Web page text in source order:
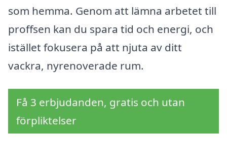
som hemma. Genom att lämna arbetet till
proffsen kan du spara tid och energi, och
istället fokusera på att njuta av ditt
vackra, nyrenoverade rum.
Få 3 erbjudanden, gratis och utan
förpliktelser